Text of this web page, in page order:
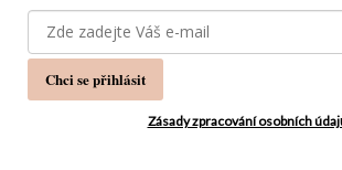
Používáme cookies, abychom vám
prohlížení webu a díky analýze webu
jeho funkce, výkon a použitelnost.
Chci se přihlásit
Zásady zpracování osobních